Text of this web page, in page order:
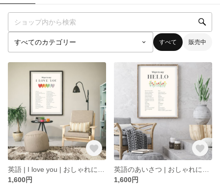
すべて 販売中
1,600円
1,600円